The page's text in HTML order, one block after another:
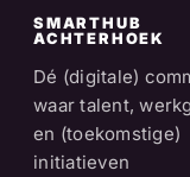
SMARTHUB
ACHTERHOEK
Dé (digitale)
waar talent,
en (toekomstige)
initiatieven